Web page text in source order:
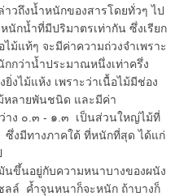
วถึงน้ำหนักของสารโดยทั่วๆ ไป
นักน้ำที่มีปริมาตรเท่ากัน ซึ่งเรียก
ม้แท้ๆ จะมีค่าความถ่วงจำเพราะ
กว่าน้ำประมาณหนึ่งเท่าครึ่ง
งไม้แห้ง เพราะว่าเนื้อไม้มีช่อง
หลายพันชนิด และมีค่า
าง ๐.๓ - ๑.๓ เป็นส่วนใหญ่ไม้ที่
ซึ่งมีทางภาคใต้ ที่หนักที่สุด ได้แก่
นอยู่กับความหนาบางของผนัง
ลล์ ค้ำจุนหนาก็จะหนัก ถ้าบางก็